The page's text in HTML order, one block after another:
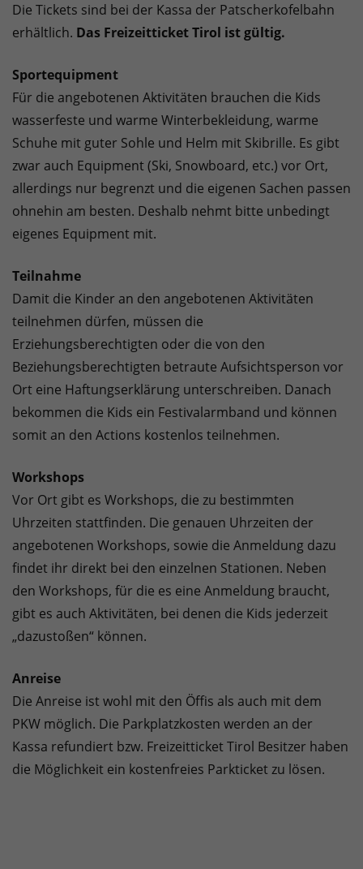
Die Tickets sind bei der Kassa der Patscherkofelbahn
erhältlich. Das Freizeitticket Tirol ist gültig.
Sportequipment
Für die angebotenen Aktivitäten brauchen die Kids
wasserfeste und warme Winterbekleidung, warme
Schuhe mit guter Sohle und Helm mit Skibrille. Es gibt
zwar auch Equipment (Ski, Snowboard, etc.) vor Ort,
allerdings nur begrenzt und die eigenen Sachen passen
ohnehin am besten. Deshalb nehmt bitte unbedingt
eigenes Equipment mit.
Teilnahme
Damit die Kinder an den angebotenen Aktivitäten
teilnehmen dürfen, müssen die
Erziehungsberechtigten oder die von den
Beziehungsberechtigten betraute Aufsichtsperson vor
Ort eine Haftungserklärung unterschreiben. Danach
bekommen die Kids ein Festivalarmband und können
somit an den Actions kostenlos teilnehmen.
Workshops
Vor Ort gibt es Workshops, die zu bestimmten
Uhrzeiten stattfinden. Die genauen Uhrzeiten der
angebotenen Workshops, sowie die Anmeldung dazu
findet ihr direkt bei den einzelnen Stationen. Neben
den Workshops, für die es eine Anmeldung braucht,
gibt es auch Aktivitäten, bei denen die Kids jederzeit
„dazustoßen“ können.
Anreise
Die Anreise ist wohl mit den Öffis als auch mit dem
PKW möglich. Die Parkplatzkosten werden an der
Kassa refundiert bzw. Freizeitticket Tirol Besitzer haben
die Möglichkeit ein kostenfreies Parkticket zu lösen.